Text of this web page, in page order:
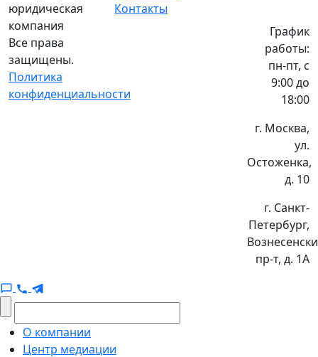
юридическая
компания
Все права
защищены.
Политика
конфиденциальности
Контакты
График
работы:
пн-пт, с
9:00 до
18:00
г. Москва,
ул.
Остоженка,
д. 10
г. Санкт-
Петербург,
пр-т, д. 1А
О компании
Центр медиации